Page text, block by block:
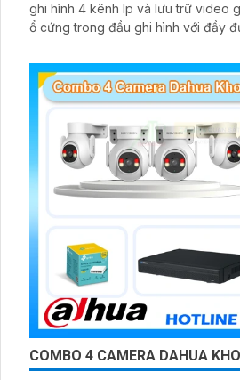
ghi hình 4 kênh Ip và lưu trữ video
ổ cứng trong đầu ghi hình với đầy
giám sát có màu vào ban đêm
COMBO 4 CAMERA DAHUA